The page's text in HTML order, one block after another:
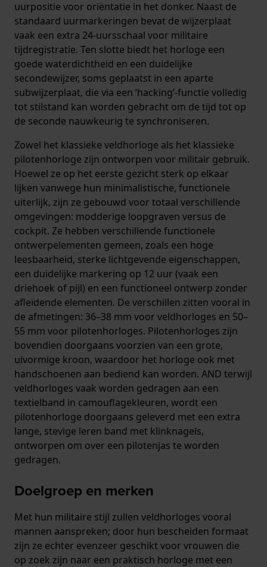
uurpositie voor oriëntatie in het donker. Naast de
standaard uurmarkeringen bevat de wijzerplaat
vaak een extra 24-uursschaal voor militaire
tijdregistratie. Ten slotte biedt het horloge een
goede waterdichtheid en een duidelijke
secondewijzer, soms geplaatst in een aparte
subwijzerplaat, die via een ‘hacking’-functie volledig
tot stilstand kan worden gebracht om de tijd tot op
de seconde nauwkeurig te synchroniseren.
Zowel het klassieke veldhorloge als het klassieke
pilotenhorloge zijn ontworpen voor militair gebruik.
Hoewel ze op het eerste gezicht sterk op elkaar
lijken vanwege hun minimalistische, functionele
uiterlijk, zijn ze gebouwd voor totaal verschillende
omgevingen: modderige loopgraven versus de
cockpit. Ze hebben verschillende functionele
ontwerpelementen gemeen, zoals een hoge
leesbaarheid, sterke lichtgevende eigenschappen,
een duidelijke markering op 12 uur (vaak een
driehoek of pijl) en een functioneel ontwerp zonder
afleidende elementen. De verschillen zitten vooral in
de afmetingen: 36–38 mm voor veldhorloges en 50–
55 mm voor pilotenhorloges. Pilotenhorloges zijn
bovendien doorgaans voorzien van een grote,
uivormige kroon, waardoor het horloge ook met
handschoenen aan bediend kan worden. AND terwijl
veldhorloges vaak worden gedragen aan een
textielband in camouflagekleuren, wordt een
pilotenhorloge doorgaans geleverd met een extra
lange, stevige leren band met klinknagels,
ontworpen om over een pilotenjas te worden
gedragen.
Doelgroep en merken
Met hun militaire stijl zullen veldhorloges vooral
mannen aanspreken; door hun bescheiden formaat
zijn ze echter evenzeer geschikt voor vrouwen die
op zoek zijn naar een praktisch horloge met een